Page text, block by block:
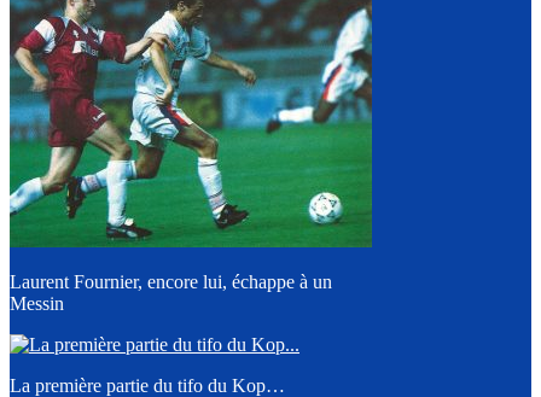
Laurent Fournier, encore lui, échappe à un
Messin
La première partie du tifo du Kop…